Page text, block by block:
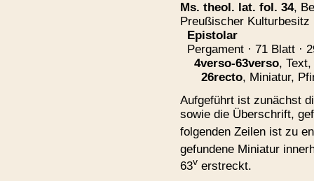
Ms. theol. lat. fol. 34,
Preußischer Kulturbesitz
Epistolar
Pergament · 71 Blatt ·
4verso-63verso,
26recto, Miniatur,
Aufgeführt ist zunächst
sowie die Überschrift,
folgenden Zeilen ist zu
gefundene Miniatur
63v erstreckt.